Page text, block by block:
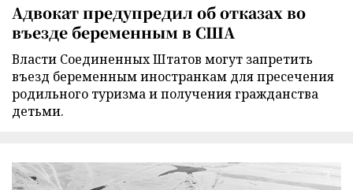
Адвокат предупредил об отказах во
въезде беременным в США
Власти Соединенных Штатов могут запретить
въезд беременным иностранкам для пресечения
родильного туризма и получения гражданства
детьми.